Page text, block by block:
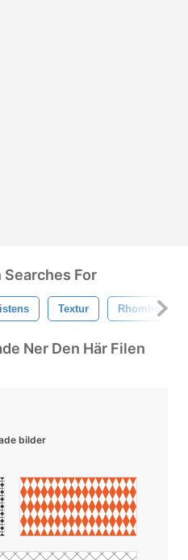
Searches For
Textur Rhomboids
Ner Den Här Filen
bilder